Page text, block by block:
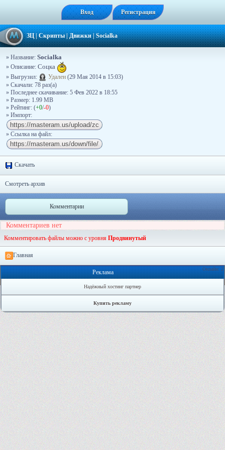
Вход Регистрация
ЗЦ|Скрипты|Движки|Socialka
» Название: Socialka
» Описание: Соцка
» Выгрузил:
Удален (29 Мая 2014 в 15:03)
» Скачали: 78 раз(a)
» Последнее скачивание: 5 Фев 2022 в 18:55
» Размер: 1.99 MB
» Рейтинг: (+0/-0)
» Импорт:
» Ссылка на файл:
Скачать
Смотреть архив
Комментарии
Комментариев нет
Комментировать файлы можно с уровня Продвинутый
Главная
Онлайн: 2
Реклама
Надёжный хостинг партнер
Купить рекламу